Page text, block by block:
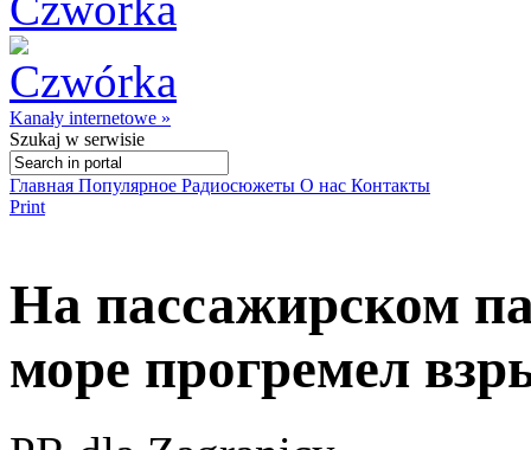
Kanały internetowe »
Szukaj w serwisie
Главная Популярное Радиосюжеты О нас Контакты
Print
На пассажирском
море прогремел